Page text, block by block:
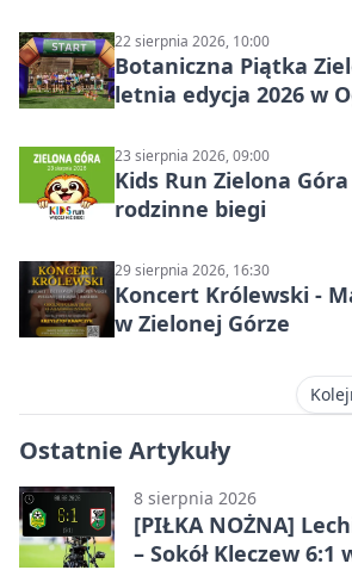
22 sierpnia 2026, 10:00
Botaniczna Piątka
letnia edycja 2026 w
23 sierpnia 2026, 09:00
Kids Run Zielona Góra
rodzinne biegi
29 sierpnia 2026, 16:30
Koncert Królewski -
w Zielonej Górze
Ostatnie Artykuły
8 sierpnia 2026
[PIŁKA NOŻNA]
– Sokół Kleczew 6:1